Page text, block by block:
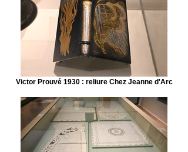
Victor Prouvé 1930 : reliure Chez Jeanne d'Arc